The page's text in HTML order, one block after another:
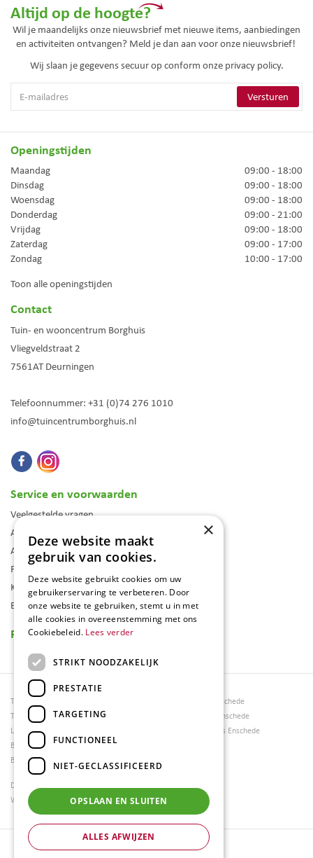
Altijd op de hoogte?
Wil je maandelijks onze nieuwsbrief met nieuwe items, aanbiedingen
en activiteiten ontvangen? Meld je dan aan voor onze nieuwsbrief!
Wij slaan je gegevens secuur op conform onze privacy policy.
Openingstijden
Maandag
09:00 - 18:00
Dinsdag
09:00 - 18:00
Woensdag
09:00 - 18:00
Donderdag
09:00 - 21:00
Vrijdag
09:00 - 18:00
Zaterdag
09:00 - 17:00
Zondag
10:00 - 17:00
Toon alle openingstijden
Contact
Tuin- en wooncentrum Borghuis
Vliegveldstraat 2
7561AT Deurningen
Telefoonnummer: +31 (0)74 276 1010
info@tuincentrumborghuis.nl
Service en voorwaarden
Veelgestelde vragen
Algemene voorwaarden
Assortiment
Folder
Klantenkaart
Blog
Reviews
Tuincentrum Borghuis
Tuinmeubels
Loungesets
Bloemen
Barbecues
Tuinmeubels Enschede
Tuinmeubelen Enschede
Woonaccessoires Enschede
Dierenwinkel Enschede
Weber bbq kopen Hengelo
© Tuincentrum Borghuis
×
Deze website maakt
gebruik van cookies.
Deze website gebruikt cookies om uw
gebruikerservaring te verbeteren. Door
onze website te gebruiken, stemt u in met
alle cookies in overeenstemming met ons
Cookiebeleid. Lees verder
STRIKT NOODZAKELIJK
PRESTATIE
TARGETING
FUNCTIONEEL
NIET-GECLASSIFICEERD
OPSLAAN EN SLUITEN
ALLES AFWIJZEN